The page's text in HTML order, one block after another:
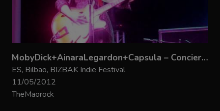
MobyDick+AinaraLegardon+Capsula – Concierto completo
ES, Bilbao, BIZBAK Indie Festival
11/05/2012
TheMaorock